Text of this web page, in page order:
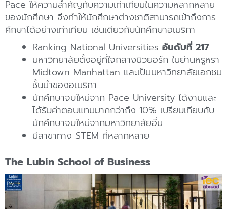
Pace ให้ความสำคัญกับความเท่าเทียมในความหลากหลาย
ของนักศึกษา จึงทำให้นักศึกษาต่างชาติสามารถเข้าถึงการ
ศึกษาได้อย่างเท่าเทียม เช่นเดียวกับนักศึกษาอเมริกา
Ranking National Universities อันดับที่ 217
มหาวิทยาลัยตั้งอยู่ที่ใจกลางนิวยอร์ก ในย่านหรูหรา
Midtown Manhattan และเป็นมหาวิทยาลัยเอกชน
ชั้นนำของอเมริกา
นักศึกษาจบใหม่จาก Pace University ได้งานและ
ได้รับค่าตอบแทนมากกว่าถึง 10% เปรียบเทียบกับ
นักศึกษาจบใหม่จากมหาวิทยาลัยอื่น
มีสาขาทาง STEM ที่หลากหลาย
The Lubin School of Business